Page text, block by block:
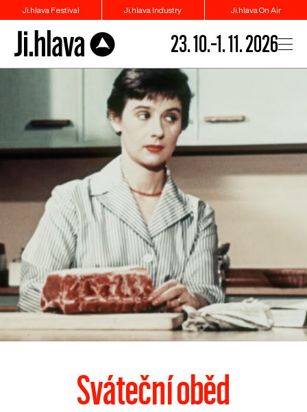
Ji.hlava Festival Ji.hlava Industry Ji.hlava On Air
23. 10.–1. 11. 2026
Sváteční oběd